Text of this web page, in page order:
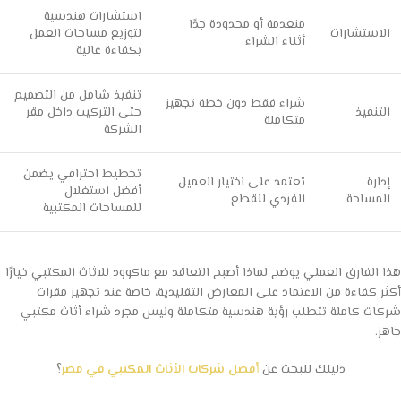
الاستشارات
منعدمة أو محدودة جدًا
أثناء الشراء
استشارات هندسية
لتوزيع مساحات العمل
بكفاءة عالية
التنفيذ
شراء فقط دون خطة تجهيز
متكاملة
تنفيذ شامل من التصميم
حتى التركيب داخل مقر
الشركة
إدارة
المساحة
تعتمد على اختيار العميل
الفردي للقطع
تخطيط احترافي يضمن
أفضل استغلال
للمساحات المكتبية
هذا الفارق العملي يوضح لماذا أصبح التعاقد مع ماكوود للاثاث المكتبي خيارًا
أكثر كفاءة من الاعتماد على المعارض التقليدية، خاصة عند تجهيز مقرات
شركات كاملة تتطلب رؤية هندسية متكاملة وليس مجرد شراء أثاث مكتبي
جاهز.
دليلك للبحث عنأفضل شركات الأثاث المكتبي في مصر؟